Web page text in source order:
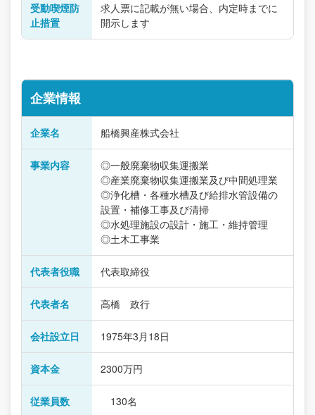
受動喫煙防
止措置
求人票に記載が無い場合、内定時までに
開示します
企業情報
企業名 船橋興産株式会社
事業内容
◎一般廃棄物収集運搬業
◎産業廃棄物収集運搬業及び中間処理業
◎浄化槽・各種水槽及び給排水管設備の
設置・補修工事及び清掃
◎水処理施設の設計・施工・維持管理
◎土木工事業
代表者役職 代表取締役
代表者名 高橋 政行
会社設立日 1975年3月18日
資本金 2300万円
従業員数 130名